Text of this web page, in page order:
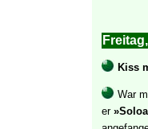
Kiss
War
er